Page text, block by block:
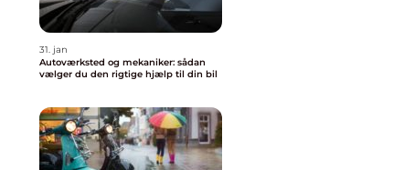
31. jan
Autoværksted og mekaniker: sådan
vælger du den rigtige hjælp til din bil